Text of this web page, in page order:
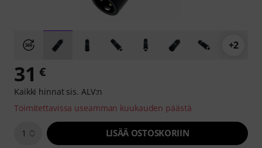
+2
31 €
Kaikki hinnat sis. ALV:n
Toimitettavissa useamman kuukauden päästä
1 LISÄÄ OSTOSKORIIN